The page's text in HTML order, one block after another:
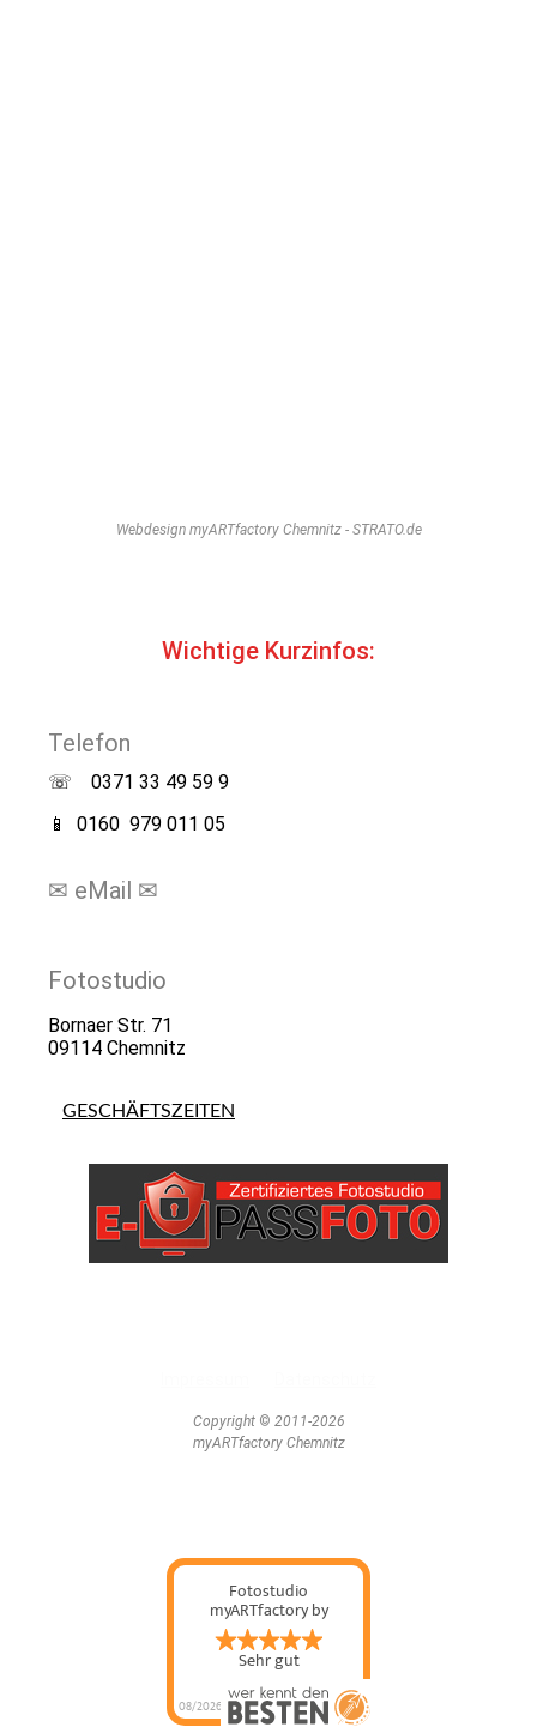
Webdesign myARTfactory Chemnitz - STRATO.de
Wichtige Kurzinfos:
Telefon
☏ 0371 33 49 59 9
📱 0160 979 011 05
✉ eMail ✉
Fotostudio
Bornaer Str. 71
09114 Chemnitz
GESCHÄFTSZEITEN
Copyright © 2011-2026
myARTfactory Chemnitz